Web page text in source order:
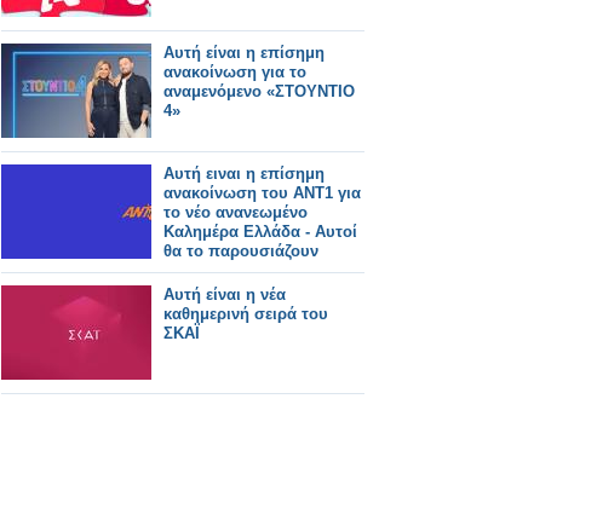
Αυτή είναι η επίσημη
ανακοίνωση για το
αναμενόμενο «ΣΤΟΥΝΤΙΟ
4»
Αυτή ειναι η επίσημη
ανακοίνωση του ΑΝΤ1 για
το νέο ανανεωμένο
Καλημέρα Ελλάδα - Αυτοί
θα το παρουσιάζουν
Αυτή είναι η νέα
καθημερινή σειρά του
ΣΚΑΪ